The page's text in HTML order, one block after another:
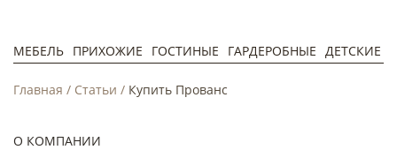
МЕБЕЛЬ ПРИХОЖИЕ ГОСТИНЫЕ ГАРДЕРОБНЫЕ ДЕТСКИЕ
Главная / Статьи / Купить Прованс
О КОМПАНИИ